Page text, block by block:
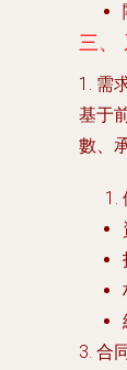
三、
1. 需
基于
數、
3. 合